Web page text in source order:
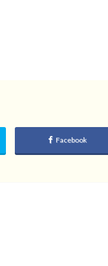
Facebook